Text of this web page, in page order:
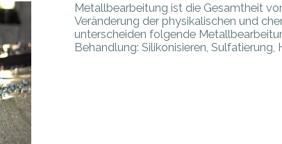
Metallbearbeitung ist die Gesamtheit
Veränderung der physikalischen und
unterscheiden folgende
Behandlung: Silikonisieren, Sulfatierung,